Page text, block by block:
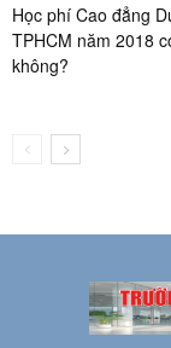
Học phí Cao đẳng
TPHCM năm 2018
không?